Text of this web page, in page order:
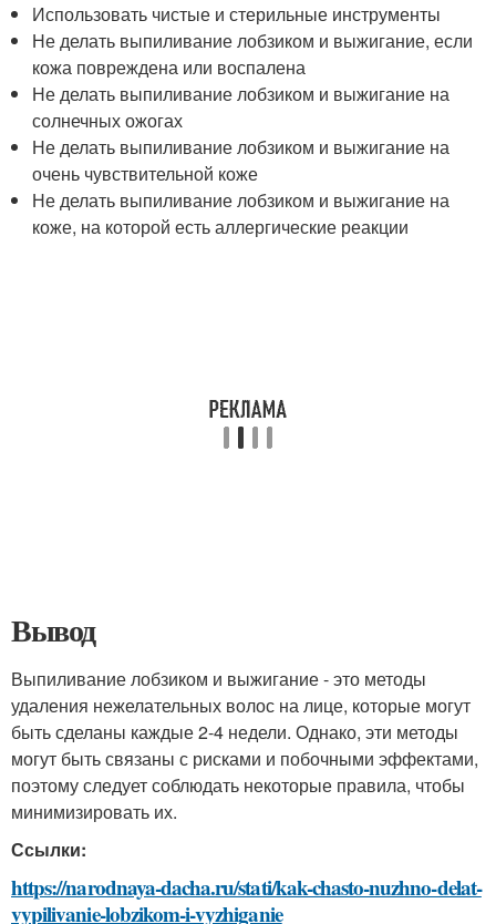
Использовать чистые и стерильные инструменты
Не делать выпиливание лобзиком и выжигание, если
кожа повреждена или воспалена
Не делать выпиливание лобзиком и выжигание на
солнечных ожогах
Не делать выпиливание лобзиком и выжигание на
очень чувствительной коже
Не делать выпиливание лобзиком и выжигание на
коже, на которой есть аллергические реакции
Вывод
Выпиливание лобзиком и выжигание - это методы
удаления нежелательных волос на лице, которые могут
быть сделаны каждые 2-4 недели. Однако, эти методы
могут быть связаны с рисками и побочными эффектами,
поэтому следует соблюдать некоторые правила, чтобы
минимизировать их.
Ссылки:
https://narodnaya-dacha.ru/stati/kak-chasto-nuzhno-delat-
vypilivanie-lobzikom-i-vyzhiganie